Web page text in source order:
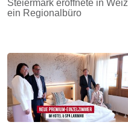
Steiermark eröffnete in Weiz
ein Regionalbüro